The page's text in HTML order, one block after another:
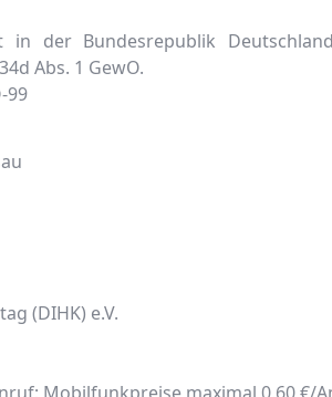
der Bundesrepublik
Abs. 1 GewO.
99
(DIHK) e.V.